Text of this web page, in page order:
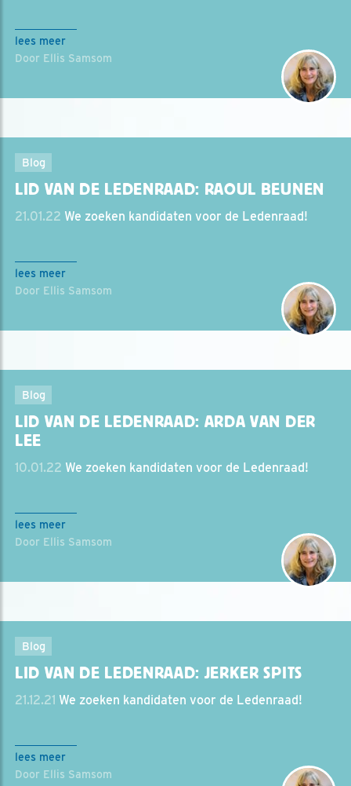
lees meer
Door Ellis Samsom
Blog
LID VAN DE LEDENRAAD: RAOUL BEUNEN
21.01.22 We zoeken kandidaten voor de Ledenraad!
lees meer
Door Ellis Samsom
Blog
LID VAN DE LEDENRAAD: ARDA VAN DER
LEE
10.01.22 We zoeken kandidaten voor de Ledenraad!
lees meer
Door Ellis Samsom
Blog
LID VAN DE LEDENRAAD: JERKER SPITS
21.12.21 We zoeken kandidaten voor de Ledenraad!
lees meer
Door Ellis Samsom